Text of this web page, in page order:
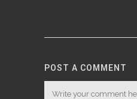
POST A COMMENT